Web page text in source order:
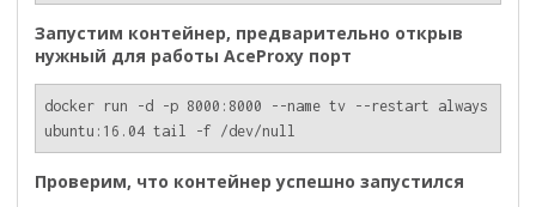
Запустим контейнер, предварительно открыв
нужный для работы AceProxy порт
docker run -d -p 8000:8000 --name tv --restart always
ubuntu:16.04 tail -f /dev/null
Проверим, что контейнер успешно запустился